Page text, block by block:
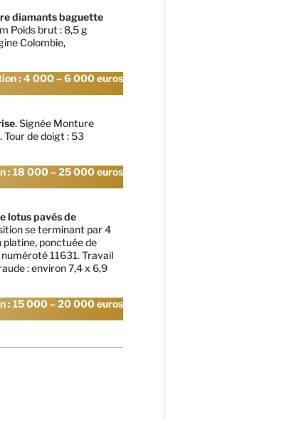
diamants baguette
Poids brut : 8,5 g
Colombie,
: 4 000 – 6 000 euros
. Signée Monture
de doigt : 53
: 18 000 – 25 000 euros
lotus pavés de
se terminant par 4
ponctuée de
numéroté 11631. Travail
: environ 7,4 x 6,9
: 15 000 – 20 000 euros